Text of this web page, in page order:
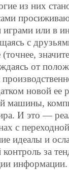
из них
или в
с
от
новой
машины,
И это —
с
идеалы и
за
информации.